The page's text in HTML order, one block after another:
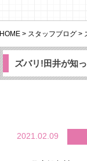
HOME > スタッフブログ >
ズバリ!田井が知
2021.02.09